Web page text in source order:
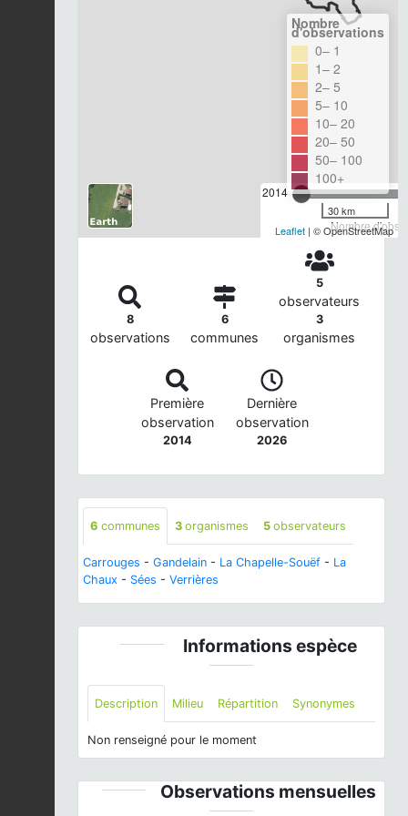
2014
Nombre
Nombre
d'observations
0– 1
1– 2
2– 5
5– 10
10– 20
20– 50
50– 100
100+
30 km
Leaflet | © OpenStreetMap
8
observations
6
communes
5
observateurs
3
organismes
Première
observation
2014
Dernière
observation
2026
6 communes 3 organismes 5 observateurs
Carrouges - Gandelain - La Chapelle-Souëf - La
Chaux - Sées - Verrières
Informations espèce
Description Milieu Répartition Synonymes
Non renseigné pour le moment
Observations mensuelles